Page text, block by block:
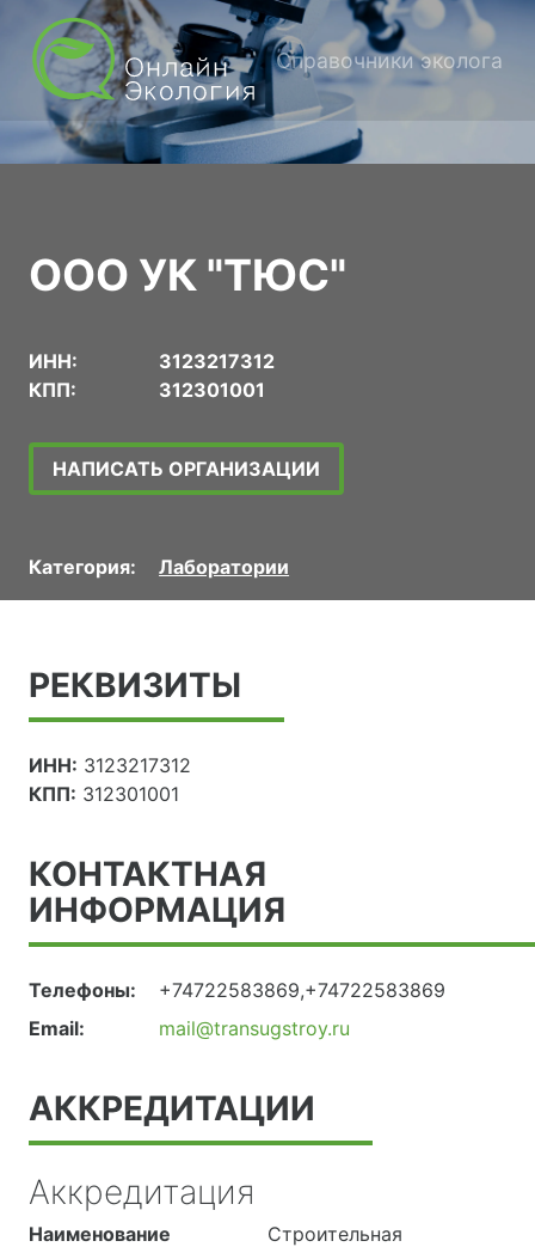
Справочники эколога
ООО УК "ТЮС"
ИНН:
3123217312
КПП:
312301001
НАПИСАТЬ ОРГАНИЗАЦИИ
Категория: Лаборатории
РЕКВИЗИТЫ
ИНН: 3123217312
КПП: 312301001
КОНТАКТНАЯ
ИНФОРМАЦИЯ
Телефоны:
+74722583869,+74722583869
Email:
mail@transugstroy.ru
АККРЕДИТАЦИИ
Аккредитация
Наименование
Строительная